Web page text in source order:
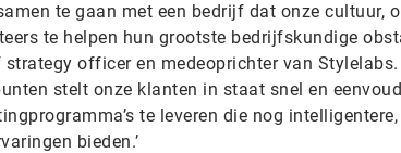
te gaan met een bedrijf dat onze cultuur,
te helpen hun grootste bedrijfskundige
officer en medeoprichter van Stylelabs.
stelt onze klanten in staat snel en
te leveren die nog
bieden.’